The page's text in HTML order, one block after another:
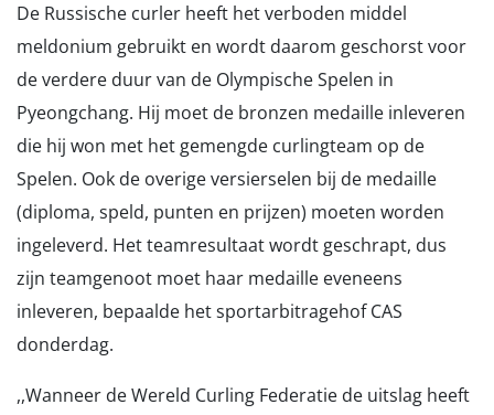
De Russische curler heeft het verboden middel
meldonium gebruikt en wordt daarom geschorst voor
de verdere duur van de Olympische Spelen in
Pyeongchang. Hij moet de bronzen medaille inleveren
die hij won met het gemengde curlingteam op de
Spelen. Ook de overige versierselen bij de medaille
(diploma, speld, punten en prijzen) moeten worden
ingeleverd. Het teamresultaat wordt geschrapt, dus
zijn teamgenoot moet haar medaille eveneens
inleveren, bepaalde het sportarbitragehof CAS
donderdag.
,,Wanneer de Wereld Curling Federatie de uitslag heeft